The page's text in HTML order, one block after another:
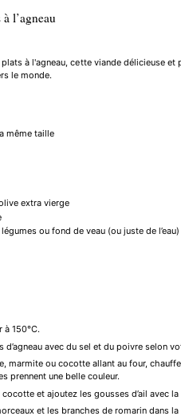
l’agneau
à l'agneau, cette viande délicieuse
le monde.
même taille
extra vierge
ou fond de veau (ou juste de l’eau)
à 150°C.
d’agneau avec du sel et du poivre selon
marmite ou cocotte allant au four,
prennent une belle couleur.
et ajoutez les gousses d’ail avec la
et les branches de romarin dans